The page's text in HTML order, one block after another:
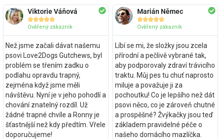
Viktorie Váňová

Ověřený zákazník
Než jsme začali dávat našemu
psovi Love2Dogs Gutchews, byl
problém se třením zadku o
podlahu opravdu trapný,
zejména když jsme měli
návštěvu. Nyní je v jeho pohodlí a
chování znatelný rozdíl. Už
žádné trapné chvíle a Ronny je
šťastnější než kdy předtím. Vřele
doporučujeme!
Marián Němec

Ověřený zákazník
Líbí se mi, že složky jsou zcela
přírodní a pečlivě vybrané tak,
aby podporovaly zdraví trávicího
traktu. Můj pes tu chuť naprosto
miluje a považuje ji za
pochoutku! Co je lepšího než dát
psovi něco, co je zároveň chutné
a prospěšné? Žvýkačky jsou teď
základem pravidelné péče o
našeho domácího mazlíčka.